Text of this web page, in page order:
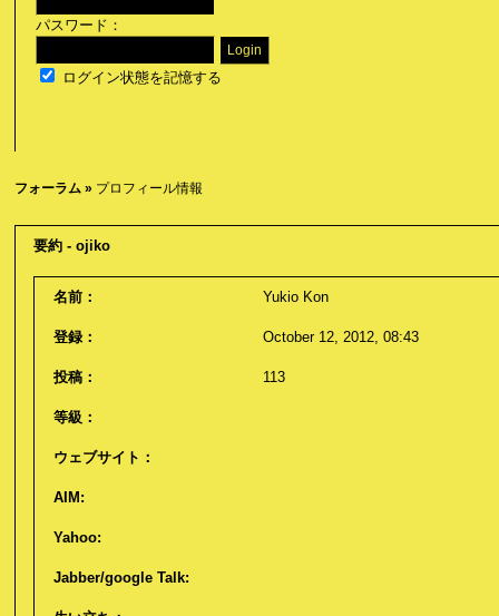
パスワード：
ログイン状態を記憶する
フォーラム » プロフィール情報
要約 - ojiko
名前： Yukio Kon
登録： October 12, 2012, 08:43
投稿： 113
等級：
ウェブサイト：
AIM:
Yahoo:
Jabber/google Talk: